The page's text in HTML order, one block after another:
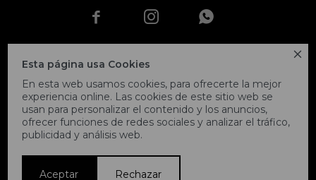

Esta página usa Cookies
En esta web usamos cookies, para ofrecerte la mejor
experiencia online. Las cookies de este sitio web se
usan para personalizar el contenido y los anuncios,
ofrecer funciones de redes sociales y analizar el tráfico,
publicidad y análisis web.
Aceptar Rechazar
  